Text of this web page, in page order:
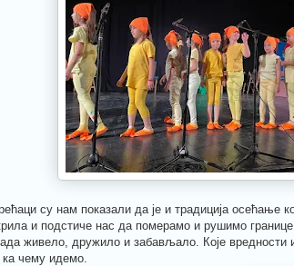
су нам показали да је и традиција осећање
и подстиче нас да померамо и рушимо
живело, дружило и забављало. Које вредности
ка чему идемо.